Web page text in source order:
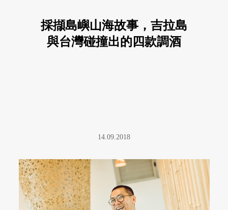
採擷島嶼山海故事，吉拉島
與台灣碰撞出的四款調酒
14.09.2018